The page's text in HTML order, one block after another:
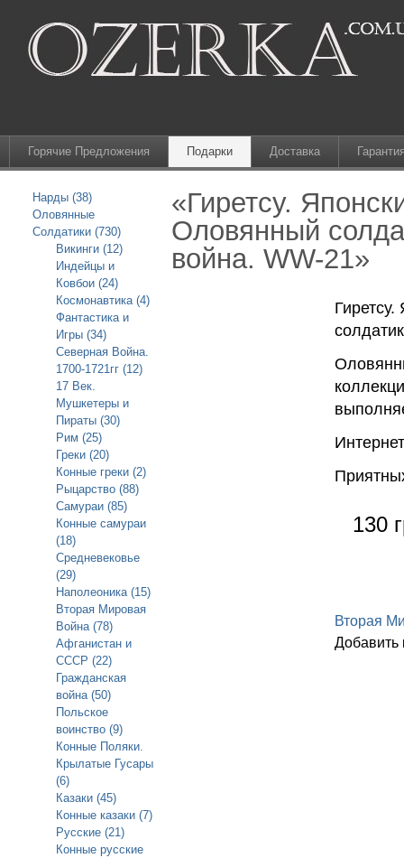
Горячие Предложения Подарки Доставка
Нарды (38)
Оловянные
Солдатики (730)
Викинги (12)
Индейцы и
Ковбои (24)
Космонавтика (4)
Фантастика и
Игры (34)
Северная Война.
1700-1721гг (12)
17 Век.
Мушкетеры и
Пираты (30)
Рим (25)
Греки (20)
Конные греки (2)
Рыцарство (88)
Самураи (85)
Конные самураи
(18)
Средневековье
(29)
Наполеоника (15)
Вторая Мировая
Война (78)
Афганистан и
СССР (22)
Гражданская
война (50)
Польское
воинство (9)
Конные Поляки.
Крылатые Гусары
(6)
Казаки (45)
Конные казаки (7)
Русские (21)
Конные русские
«Гиретсу.
Оловянный
война. WW-21»
130
Вторая
Добавить